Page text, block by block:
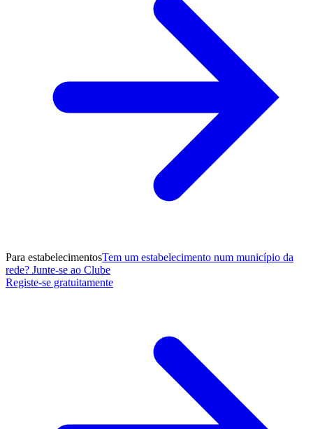
Para estabelecimentosTem um estabelecimento num município da
rede? Junte-se ao Clube
Registe-se gratuitamente